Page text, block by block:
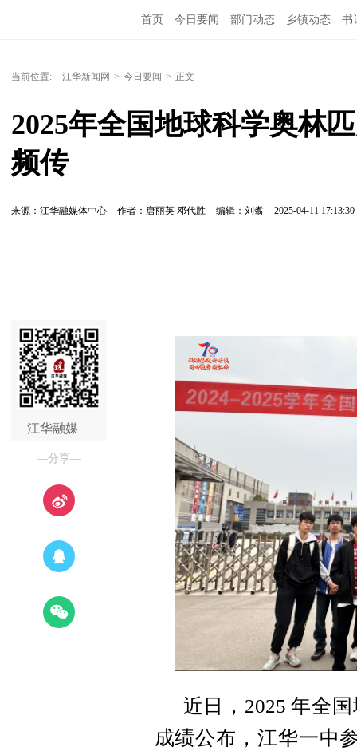
首页 今日要闻 部门动态 乡镇动态 书
当前位置: 江华新闻网 > 今日要闻 > 正文
2025年全国地球科学奥林
频传
来源：江华融媒体中心 作者：唐丽英 邓代胜 编辑：刘翥 2025-04-11 17:13:30
江华融媒
—分享—
近日，2025 年全
成绩公布，江华一中